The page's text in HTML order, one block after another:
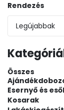
Rendezés
Összes
Esernyő és
Kosarak